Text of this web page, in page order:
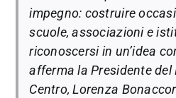
impegno: costruire
scuole, associazioni e
riconoscersi in un’idea
afferma la Presidente del
Centro, Lorenza